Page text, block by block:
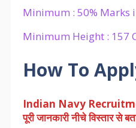
Minimum : 50% Marks
Minimum Height : 157
How To
Indian Navy
पूरी जानकारी नीचे विस्तार